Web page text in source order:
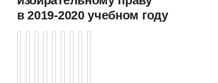
в 2019-2020 учебном году